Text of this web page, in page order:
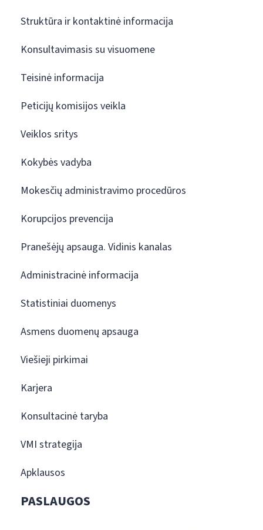
Struktūra ir kontaktinė informacija
Konsultavimasis su visuomene
Teisinė informacija
Peticijų komisijos veikla
Veiklos sritys
Kokybės vadyba
Mokesčių administravimo procedūros
Korupcijos prevencija
Pranešėjų apsauga. Vidinis kanalas
Administracinė informacija
Statistiniai duomenys
Asmens duomenų apsauga
Viešieji pirkimai
Karjera
Konsultacinė taryba
VMI strategija
Apklausos
PASLAUGOS